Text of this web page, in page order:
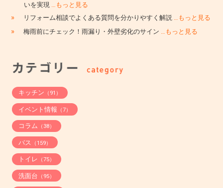
いを実現
…もっと見る
» リフォーム相談でよくある質問を分かりやすく解説 …もっと見る
» 梅雨前にチェック！雨漏り・外壁劣化のサイン …もっと見る
キッチン （91）
イベント情報 （7）
コラム （38）
バス （159）
トイレ （75）
洗面台 （95）